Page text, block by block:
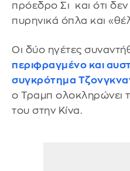
πρόεδρο Σι και ότι
πυρηνικά όπλα και
Οι δύο ηγέτες
περιφραγμένο και
συγκρότημα
ο Τραμπ ολοκληρώνει
του στην Κίνα.